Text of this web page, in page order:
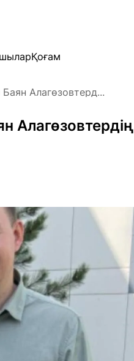
Қоғам
Алагөзовтерд...
Алагөзовтердің